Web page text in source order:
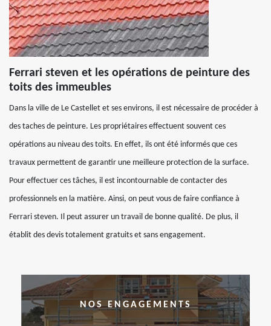
Ferrari steven et les opérations de peinture des
toits des immeubles
Dans la ville de Le Castellet et ses environs, il est nécessaire de procéder à
des taches de peinture. Les propriétaires effectuent souvent ces
opérations au niveau des toits. En effet, ils ont été informés que ces
travaux permettent de garantir une meilleure protection de la surface.
Pour effectuer ces tâches, il est incontournable de contacter des
professionnels en la matière. Ainsi, on peut vous de faire confiance à
Ferrari steven. Il peut assurer un travail de bonne qualité. De plus, il
établit des devis totalement gratuits et sans engagement.
NOS ENGAGEMENTS